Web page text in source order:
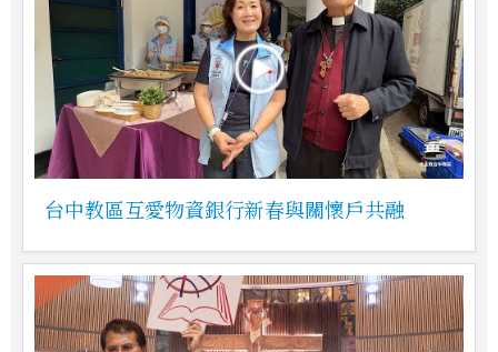
台中教區互愛物資銀行新春與關懷戶共融